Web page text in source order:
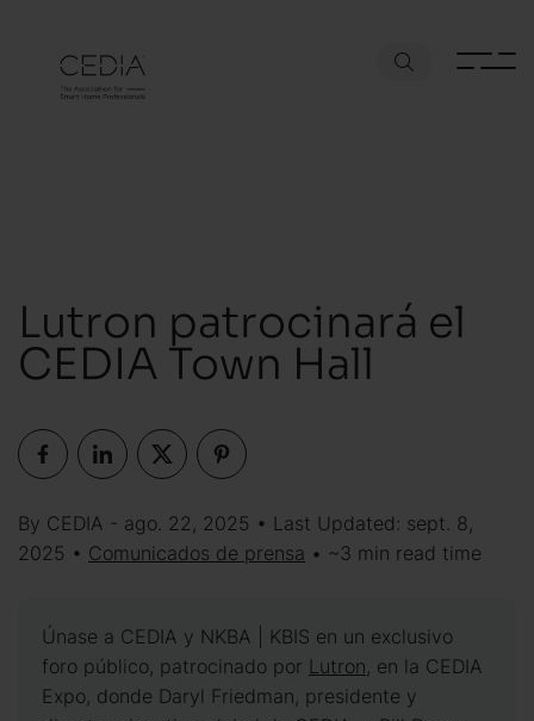
Lutron patrocinará el
CEDIA Town Hall
By CEDIA - ago. 22, 2025 • Last Updated: sept. 8,
2025 • Comunicados de prensa • ~3 min read time
Únase a CEDIA y NKBA | KBIS en un exclusivo
foro público, patrocinado por Lutron, en la CEDIA
Expo, donde Daryl Friedman, presidente y